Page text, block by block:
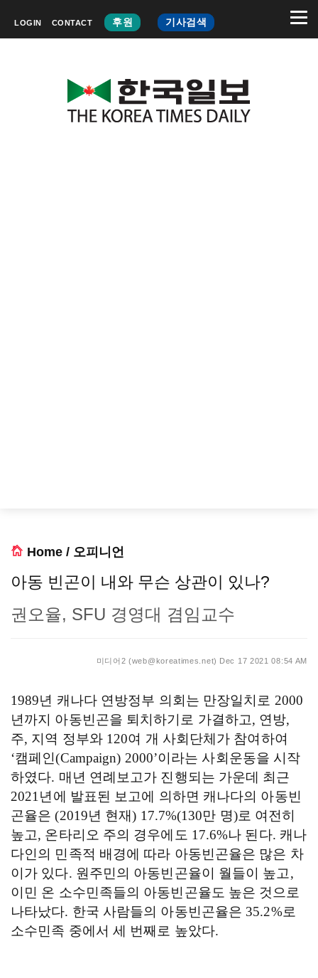
LOGIN CONTACT 후원 기사검색
Home / 오피니언
아동 빈곤이 내와 무슨 상관이 있나?
권오율, SFU 경영대 겸임교수
미디어2 (web@koreatimes.net) Dec 17 2021 08:54 AM
1989년 캐나다 연방정부 의회는 만장일치로 2000
년까지 아동빈곤을 퇴치하기로 가결하고, 연방,
주, 지역 정부와 120여 개 사회단체가 참여하여
‘캠페인(Campaign) 2000’이라는 사회운동을 시작
하였다. 매년 연례보고가 진행되는 가운데 최근
2021 년에 발표된 보고에 의하면 캐나다의 아동빈
곤율은(2019년 현재) 17.7%(130만 명)로 여전히
높고, 온타리오 주의 경우에도 17.6%나 된다. 캐나
다인의 민족적 배경에 따라 아동빈곤율은 많은 차
이가 있다. 원주민의 아동빈곤율이 월들이 높고 ,
이민 온 소수민족들의 아동빈곤율도 높은 것으로
나타났다. 한국 사람들의 아동빈곤율은 35.2%로
소수민족 중에서 세 번째로 높았다.